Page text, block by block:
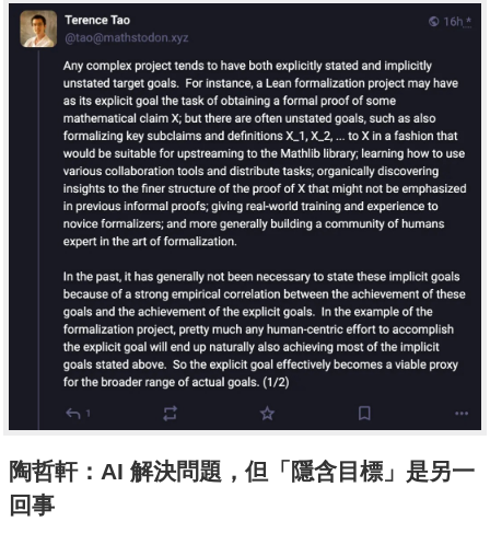
陶哲軒：AI 解決問題，但「隱含目標」是另一
回事